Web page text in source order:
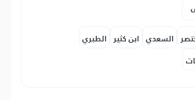
السعدي ابن كثير الطبري